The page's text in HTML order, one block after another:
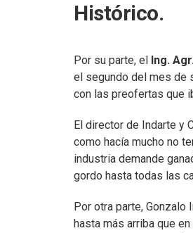
Histórico.
Por su parte, el Ing.
el segundo del mes de
con las preofertas que
El director de Indarte y
como hacía mucho no
industria demande
gordo hasta todas las
Por otra parte,
hasta más arriba que